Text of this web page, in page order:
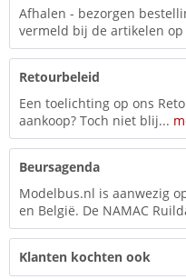
Afhalen - bezorgen
vermeld bij de artikelen op
Retourbeleid
Een toelichting op ons
aankoop? Toch niet blij...
Beursagenda
Modelbus.nl is aanwezig
en België. De NAMAC
Klanten kochten ook